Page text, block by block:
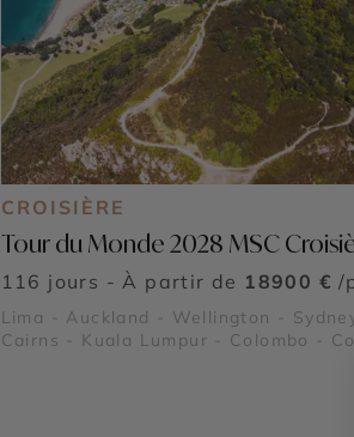
CROISIÈRE
Tour du Monde 2028 MSC
116 jours - À partir de 18900 € /
Lima - Auckland - Wellington -
Cairns - Kuala Lumpur - Colombo -
Dubaï - Mascate - Pétra - Alexandrie